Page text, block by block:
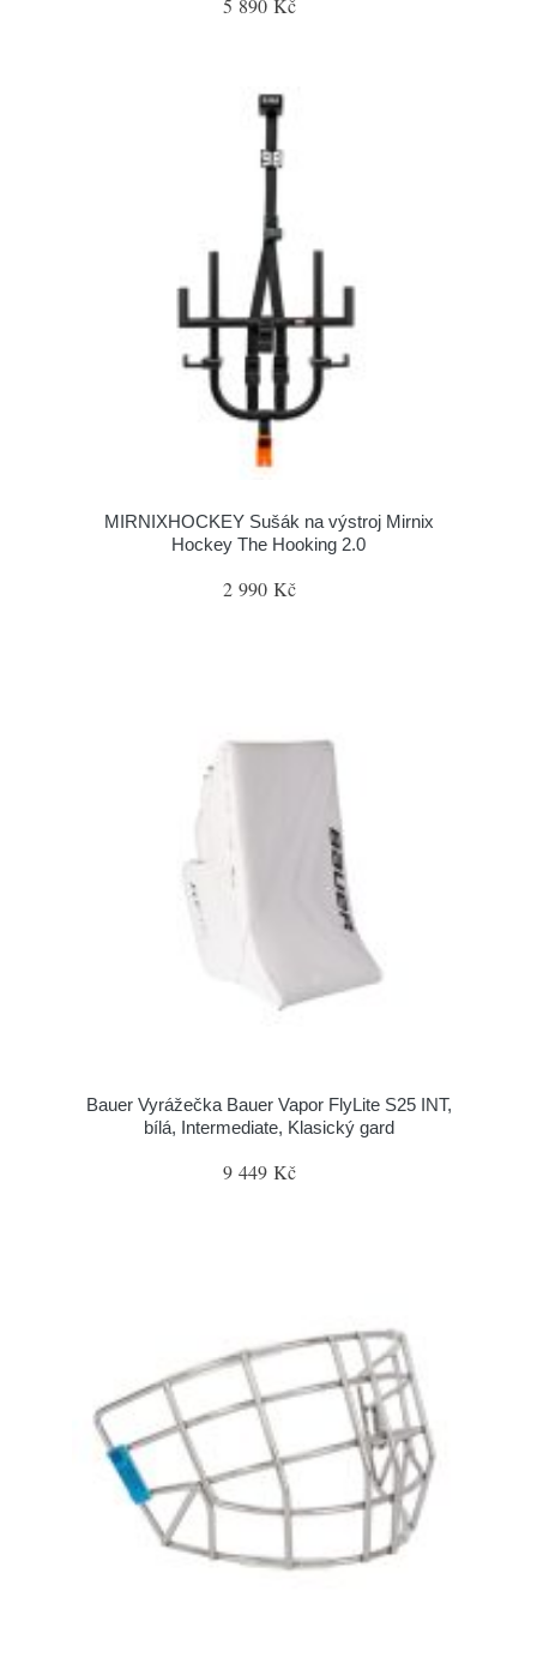
5 890 Kč
MIRNIXHOCKEY Sušák na výstroj Mirnix
Hockey The Hooking 2.0
2 990 Kč
Bauer Vyrážečka Bauer Vapor FlyLite S25 INT,
bílá, Intermediate, Klasický gard
9 449 Kč